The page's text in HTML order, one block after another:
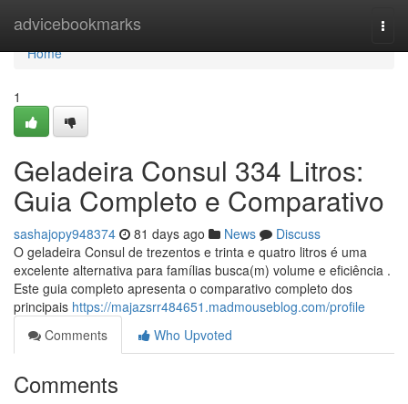
advicebookmarks
Home
Home
1
Geladeira Consul 334 Litros:
Guia Completo e Comparativo
sashajopy948374 81 days ago News
Discuss
O geladeira Consul de trezentos e trinta e quatro litros é uma
excelente alternativa para famílias busca(m) volume e eficiência .
Este guia completo apresenta o comparativo completo dos
principais https://majazsrr484651.madmouseblog.com/profile
Comments
Who Upvoted
Comments